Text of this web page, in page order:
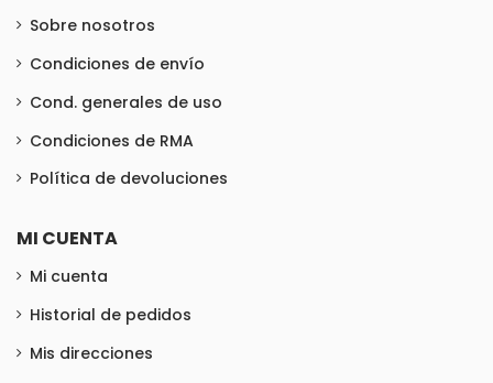
Sobre nosotros
Condiciones de envío
Cond. generales de uso
Condiciones de RMA
Política de devoluciones
MI CUENTA
Mi cuenta
Historial de pedidos
Mis direcciones